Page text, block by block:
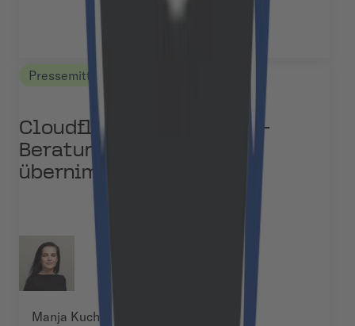
Pressemitteilungen
Cloudflight baut AI-First-
Beratung auf, neuer CEO
übernimmt
Manja Kuchel